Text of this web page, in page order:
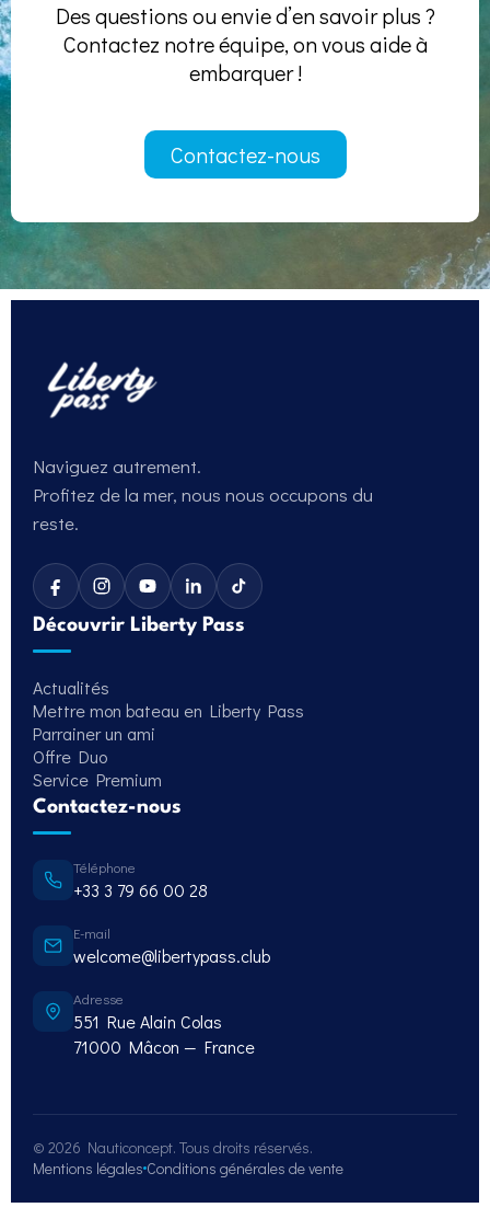
Des questions ou envie d’en savoir plus ?
Contactez notre équipe, on vous aide à
embarquer !
Contactez-nous
Naviguez autrement.
Profitez de la mer, nous nous occupons du
reste.
Découvrir Liberty Pass
Actualités
Mettre mon bateau en Liberty Pass
Parrainer un ami
Offre Duo
Service Premium
Contactez-nous
Téléphone
+33 3 79 66 00 28
E-mail
welcome@libertypass.club
Adresse
551 Rue Alain Colas
71000 Mâcon — France
© 2026 Nauticoncept. Tous droits réservés.
Mentions légales Conditions générales de vente